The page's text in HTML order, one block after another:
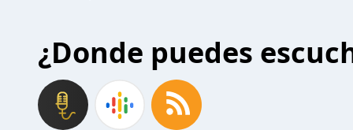
¿Donde puedes